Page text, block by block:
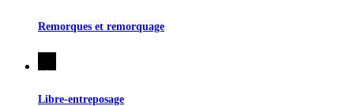
Remorques et remorquage
Libre-entreposage